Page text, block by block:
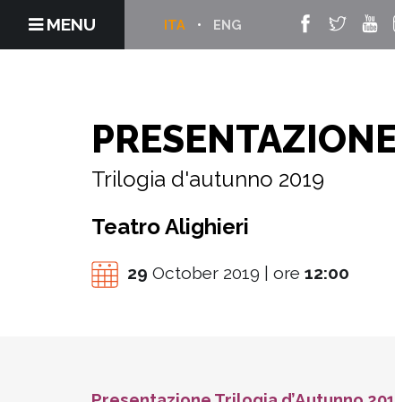
MENU ENG
ITA
Trilogia d'autunno 2019
Teatro Alighieri
29 October 2019 | ore 12:00